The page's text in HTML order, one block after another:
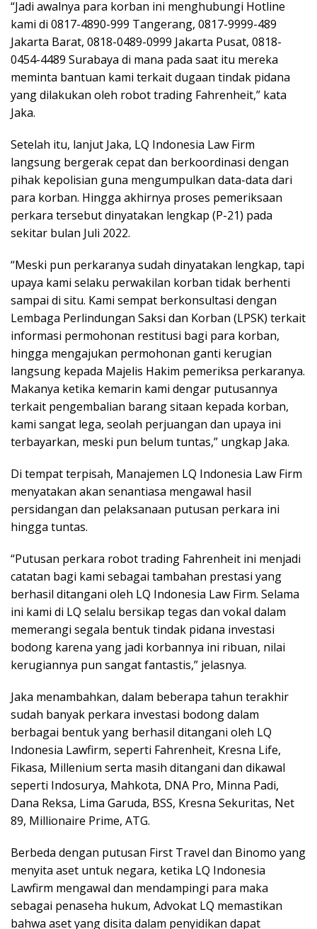
“Jadi awalnya para korban ini menghubungi Hotline
kami di 0817-4890-999 Tangerang, 0817-9999-489
Jakarta Barat, 0818-0489-0999 Jakarta Pusat, 0818-
0454-4489 Surabaya di mana pada saat itu mereka
meminta bantuan kami terkait dugaan tindak pidana
yang dilakukan oleh robot trading Fahrenheit,” kata
Jaka.
Setelah itu, lanjut Jaka, LQ Indonesia Law Firm
langsung bergerak cepat dan berkoordinasi dengan
pihak kepolisian guna mengumpulkan data-data dari
para korban. Hingga akhirnya proses pemeriksaan
perkara tersebut dinyatakan lengkap (P-21) pada
sekitar bulan Juli 2022.
“Meski pun perkaranya sudah dinyatakan lengkap, tapi
upaya kami selaku perwakilan korban tidak berhenti
sampai di situ. Kami sempat berkonsultasi dengan
Lembaga Perlindungan Saksi dan Korban (LPSK) terkait
informasi permohonan restitusi bagi para korban,
hingga mengajukan permohonan ganti kerugian
langsung kepada Majelis Hakim pemeriksa perkaranya.
Makanya ketika kemarin kami dengar putusannya
terkait pengembalian barang sitaan kepada korban,
kami sangat lega, seolah perjuangan dan upaya ini
terbayarkan, meski pun belum tuntas,” ungkap Jaka.
Di tempat terpisah, Manajemen LQ Indonesia Law Firm
menyatakan akan senantiasa mengawal hasil
persidangan dan pelaksanaan putusan perkara ini
hingga tuntas.
“Putusan perkara robot trading Fahrenheit ini menjadi
catatan bagi kami sebagai tambahan prestasi yang
berhasil ditangani oleh LQ Indonesia Law Firm. Selama
ini kami di LQ selalu bersikap tegas dan vokal dalam
memerangi segala bentuk tindak pidana investasi
bodong karena yang jadi korbannya ini ribuan, nilai
kerugiannya pun sangat fantastis,” jelasnya.
Jaka menambahkan, dalam beberapa tahun terakhir
sudah banyak perkara investasi bodong dalam
berbagai bentuk yang berhasil ditangani oleh LQ
Indonesia Lawfirm, seperti Fahrenheit, Kresna Life,
Fikasa, Millenium serta masih ditangani dan dikawal
seperti Indosurya, Mahkota, DNA Pro, Minna Padi,
Dana Reksa, Lima Garuda, BSS, Kresna Sekuritas, Net
89, Millionaire Prime, ATG.
Berbeda dengan putusan First Travel dan Binomo yang
menyita aset untuk negara, ketika LQ Indonesia
Lawfirm mengawal dan mendampingi para maka
sebagai penaseha hukum, Advokat LQ memastikan
bahwa aset yang disita dalam penyidikan dapat